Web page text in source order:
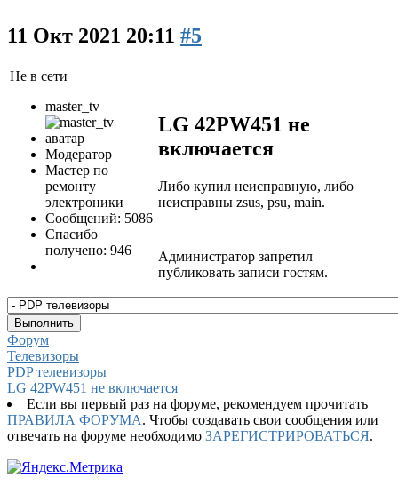
11 Окт 2021 20:11 #5
Не в сети
master_tv
Модератор
Мастер по
ремонту
электроники
Сообщений: 5086
Спасибо
получено: 946
LG 42PW451 не
включается
Либо купил неисправную, либо
неисправны zsus, psu, main.
Администратор запретил
публиковать записи гостям.
Форум
Телевизоры
PDP телевизоры
LG 42PW451 не включается
Если вы первый раз на форуме, рекомендуем прочитать
ПРАВИЛА ФОРУМА. Чтобы создавать свои сообщения или
отвечать на форуме необходимо ЗАРЕГИСТРИРОВАТЬСЯ.